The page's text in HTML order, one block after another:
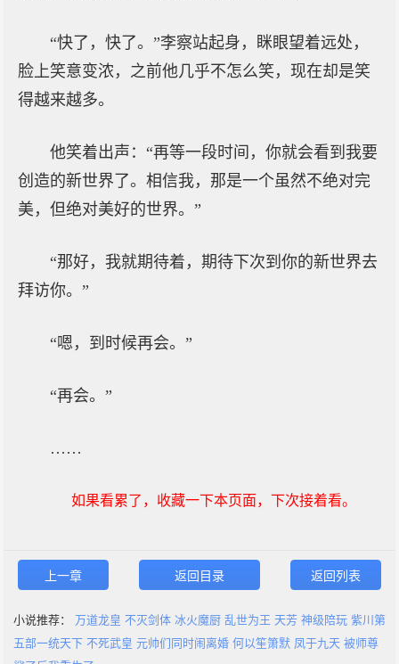
“快了，快了。”李察站起身，眯眼望着远处，
脸上笑意变浓，之前他几乎不怎么笑，现在却是笑
得越来越多。
他笑着出声：“再等一段时间，你就会看到我要
创造的新世界了。相信我，那是一个虽然不绝对完
美，但绝对美好的世界。”
“那好，我就期待着，期待下次到你的新世界去
拜访你。”
“嗯，到时候再会。”
“再会。”
……
如果看累了，收藏一下本页面，下次接着看。
上一章 返回目录 返回列表
小说推荐： 万道龙皇 不灭剑体 冰火魔厨 乱世为王 天芳 神级陪玩 紫川第
五部一统天下 不死武皇 元帅们同时闹离婚 何以笙箫默 凤于九天 被师尊